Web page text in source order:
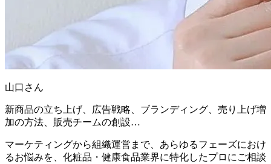
山口さん
新商品の立ち上げ、広告戦略、ブランディング、売り上げ増
加の方法、販売チームの創設…
マーケティングから組織運営まで、あらゆるフェーズにおけ
るお悩みを、化粧品・健康食品業界に特化したプロにご相談